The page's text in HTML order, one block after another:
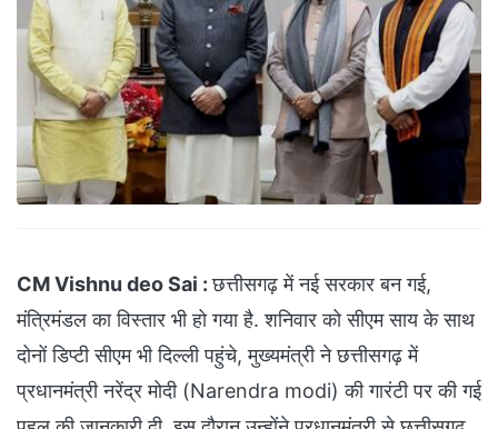
CM Vishnu deo Sai :छत्तीसगढ़ में नई सरकार बन गई,
मंत्रिमंडल का विस्तार भी हो गया है. शनिवार को सीएम साय के साथ
दोनों डिप्टी सीएम भी दिल्ली पहुंचे, मुख्यमंत्री ने छत्तीसगढ़ में
प्रधानमंत्री नरेंद्र मोदी (Narendra modi) की गारंटी पर की गई